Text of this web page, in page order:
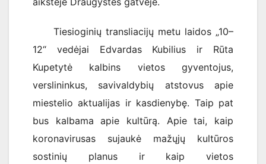
Tiesioginių transliacijų metu laidos „10–
12“ vedėjai Edvardas Kubilius ir Rūta
Kupetytė kalbins vietos gyventojus,
verslininkus, savivaldybių atstovus apie
miestelio aktualijas ir kasdienybę. Taip pat
bus kalbama apie kultūrą. Apie tai, kaip
koronavirusas sujaukė mažųjų kultūros
sostinių planus ir kaip vietos